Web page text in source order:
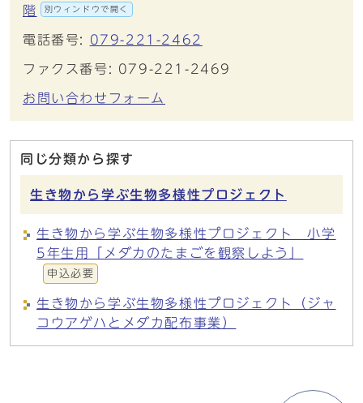
階
別ウィンドウで開く
電話番号: 079-221-2462
ファクス番号: 079-221-2469
お問い合わせフォーム
同じ分類から探す
生き物から学ぶ生物多様性プロジェクト
生き物から学ぶ生物多様性プロジェクト 小学
5年生用「メダカのたまごを観察しよう」
申込必要
生き物から学ぶ生物多様性プロジェクト（ジャ
コウアゲハとメダカ配布事業）